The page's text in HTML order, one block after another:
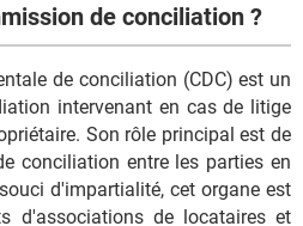
de conciliation ?
de conciliation (CDC) est un
intervenant en cas de litige
Son rôle principal est de
conciliation entre les parties en
d'impartialité, cet organe est
d'associations de locataires et